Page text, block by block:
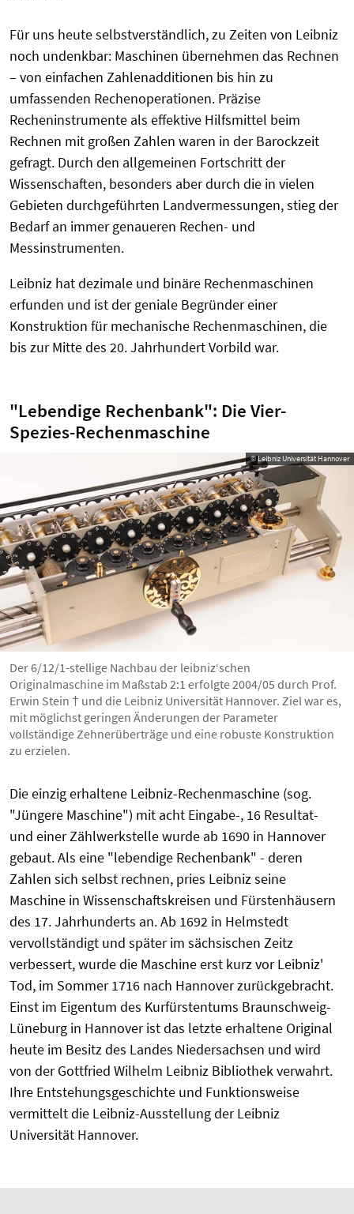
Für uns heute selbstverständlich, zu Zeiten von Leibniz
noch undenkbar: Maschinen übernehmen das Rechnen
– von einfachen Zahlenadditionen bis hin zu
umfassenden Rechenoperationen. Präzise
Recheninstrumente als effektive Hilfsmittel beim
Rechnen mit großen Zahlen waren in der Barockzeit
gefragt. Durch den allgemeinen Fortschritt der
Wissenschaften, besonders aber durch die in vielen
Gebieten durchgeführten Landvermessungen, stieg der
Bedarf an immer genaueren Rechen- und
Messinstrumenten.
Leibniz hat dezimale und binäre Rechenmaschinen
erfunden und ist der geniale Begründer einer
Konstruktion für mechanische Rechenmaschinen, die
bis zur Mitte des 20. Jahrhundert Vorbild war.
"Lebendige Rechenbank": Die Vier-
Spezies-Rechenmaschine
© Leibniz Universität Hannover
Der 6/12/1-stellige Nachbau der leibniz‘schen
Originalmaschine im Maßstab 2:1 erfolgte 2004/05 durch Prof.
Erwin Stein † und die Leibniz Universität Hannover. Ziel war es,
mit möglichst geringen Änderungen der Parameter
vollständige Zehnerüberträge und eine robuste Konstruktion
zu erzielen.
Die einzig erhaltene Leibniz-Rechenmaschine (sog.
"Jüngere Maschine") mit acht Eingabe-, 16 Resultat-
und einer Zählwerkstelle wurde ab 1690 in Hannover
gebaut. Als eine "lebendige Rechenbank" - deren
Zahlen sich selbst rechnen, pries Leibniz seine
Maschine in Wissenschaftskreisen und Fürstenhäusern
des 17. Jahrhunderts an. Ab 1692 in Helmstedt
vervollständigt und später im sächsischen Zeitz
verbessert, wurde die Maschine erst kurz vor Leibniz'
Tod, im Sommer 1716 nach Hannover zurückgebracht.
Einst im Eigentum des Kurfürstentums Braunschweig-
Lüneburg in Hannover ist das letzte erhaltene Original
heute im Besitz des Landes Niedersachsen und wird
von der Gottfried Wilhelm Leibniz Bibliothek verwahrt.
Ihre Entstehungsgeschichte und Funktionsweise
vermittelt die Leibniz-Ausstellung der Leibniz
Universität Hannover.